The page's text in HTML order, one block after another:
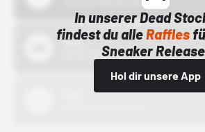
In unserer Dead
findest du alleRaffles
Sneaker
Hol dir unsere App
Bstn
01.10.22 00:00 Uhr